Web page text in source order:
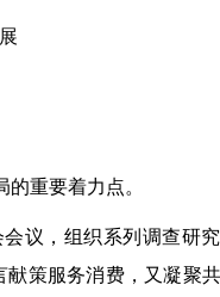
重要着力点。
议，组织系列调查研
献策服务消费，又凝聚